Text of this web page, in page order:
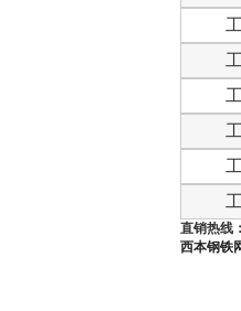
直销热线
西本钢铁